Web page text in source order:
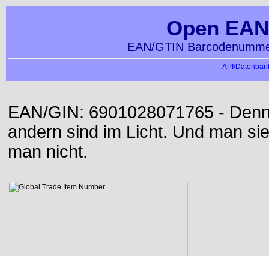
Open
EAN/GTIN
API/
EAN/GIN: 6901028071765 -
andern sind im Licht. Und man
man nicht.